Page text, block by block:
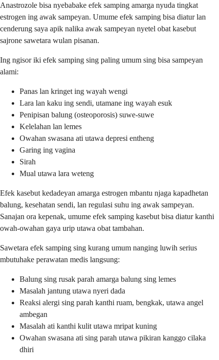
Anastrozole bisa nyebabake efek samping amarga nyuda tingkat
estrogen ing awak sampeyan. Umume efek samping bisa diatur lan
cenderung saya apik nalika awak sampeyan nyetel obat kasebut
sajrone sawetara wulan pisanan.
Ing ngisor iki efek samping sing paling umum sing bisa sampeyan
alami:
Panas lan kringet ing wayah wengi
Lara lan kaku ing sendi, utamane ing wayah esuk
Penipisan balung (osteoporosis) suwe-suwe
Kelelahan lan lemes
Owahan swasana ati utawa depresi entheng
Garing ing vagina
Sirah
Mual utawa lara weteng
Efek kasebut kedadeyan amarga estrogen mbantu njaga kapadhetan
balung, kesehatan sendi, lan regulasi suhu ing awak sampeyan.
Sanajan ora kepenak, umume efek samping kasebut bisa diatur kanthi
owah-owahan gaya urip utawa obat tambahan.
Sawetara efek samping sing kurang umum nanging luwih serius
mbutuhake perawatan medis langsung:
Balung sing rusak parah amarga balung sing lemes
Masalah jantung utawa nyeri dada
Reaksi alergi sing parah kanthi ruam, bengkak, utawa angel
ambegan
Masalah ati kanthi kulit utawa mripat kuning
Owahan swasana ati sing parah utawa pikiran kanggo cilaka
dhiri